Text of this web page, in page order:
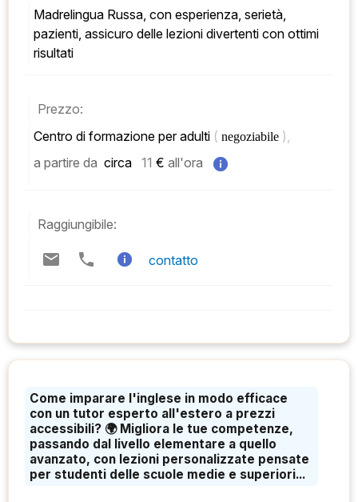
Madrelingua Russa, con esperienza, serietà,
pazienti, assicuro delle lezioni divertenti con ottimi
risultati
Prezzo:
Centro di formazione per adulti ( negoziabile ),
a partire da circa 11 € all'ora
Raggiungibile:
contatto
Come imparare l'inglese in modo efficace
con un tutor esperto all'estero a prezzi
accessibili? 🌍 Migliora le tue competenze,
passando dal livello elementare a quello
avanzato, con lezioni personalizzate pensate
per studenti delle scuole medie e superiori...